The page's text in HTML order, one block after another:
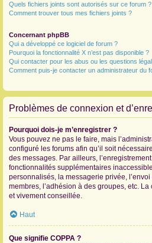
Quels fichiers joints sont autorisés sur ce forum ?
Comment trouver tous mes fichiers joints ?
Concernant phpBB
Qui a développé ce logiciel de forum ?
Pourquoi la fonctionnalité X n’est pas disponible ?
Qui contacter pour les abus ou les questions
Comment puis-je contacter un administrateur du
Problèmes de connexion et
Pourquoi dois-je m’enregistrer ?
Vous pouvez ne pas le faire, mais
configuré les forums afin qu’il soit
des messages. Par ailleurs,
fonctionnalités supplémentaires
personnalisés, la messagerie privée,
membres, l’adhésion à des groupes, etc.
et vivement conseillée.
Haut
Que signifie COPPA ?